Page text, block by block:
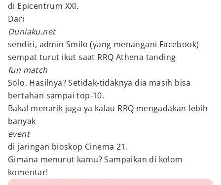
di Epicentrum XXI.
Dari
Duniaku.net
sendiri, admin Smilo (yang menangani Facebook)
sempat turut ikut saat RRQ Athena tanding
fun match
Solo. Hasilnya? Setidak-tidaknya dia masih bisa
bertahan sampai top-10.
Bakal menarik juga ya kalau RRQ mengadakan lebih
banyak
event
di jaringan bioskop Cinema 21.
Gimana menurut kamu? Sampaikan di kolom
komentar!